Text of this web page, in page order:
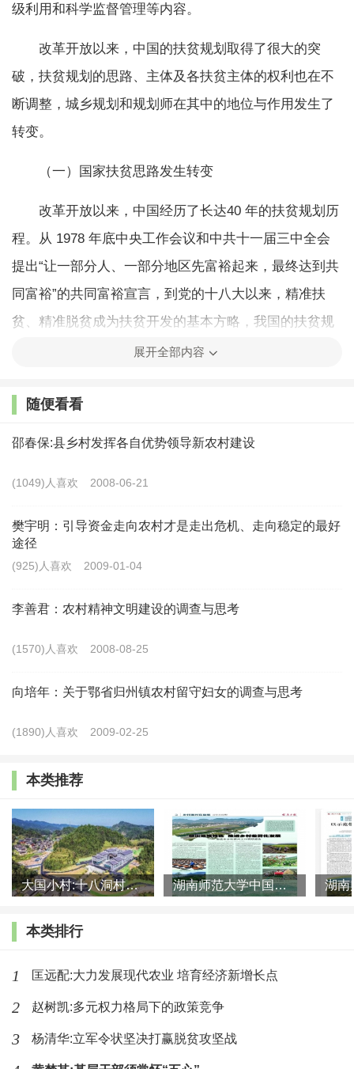
级利用和科学监督管理等内容。
改革开放以来，中国的扶贫规划取得了很大的突
破，扶贫规划的思路、主体及各扶贫主体的权利也在不
断调整，城乡规划和规划师在其中的地位与作用发生了
转变。
（一）国家扶贫思路发生转变
改革开放以来，中国经历了长达40 年的扶贫规划历
程。从 1978 年底中央工作会议和中共十一届三中全会
提出“让一部分人、一部分地区先富裕起来，最终达到共
同富裕”的共同富裕宣言，到党的十八大以来，精准扶
贫、精准脱贫成为扶贫开发的基本方略，我国的扶贫规
划思路经历了从区域扶贫向精准扶贫的转变。
些贫困人口没有从以往的区域扶贫规划中获得与其他人
一样的利益，使得初期以贫困区域为单元进行的扶贫规
下，区域扶贫开发会加剧贫困区域内富人收益多、穷人
的必然选择。
在此背景下，针对贫困户个体，习近平总书记提出
改“输血”为“造血”，培养贫困村民的自主自治能力，发挥
村民在扶贫规划中的主体力量，形成永续的发展模式。
（二）村民自治在精准扶贫规划中的深化探索
不同于城市，农村社会是一种基于熟人关系的社会
结构，其治理方式、生产生活、文化教育等方面都与城
镇有着很大的不同。农村规划更应该以村民为主体，鼓
励村民的参与。而农村自治组织作为其中最基层的组
织，是村民参与规划、表达意愿的最直接途径。
2017年党的十九大提出，要加强农村的基础工作，
展开全部内容
随便看看
邵春保:县乡村发挥各自优势领导新农村建设
(1049)人喜欢 2008-06-21
樊宇明：引导资金走向农村才是走出危机、走向稳定的最好
途径
(925)人喜欢 2009-01-04
李善君：农村精神文明建设的调查与思考
(1570)人喜欢 2008-08-25
向培年：关于鄂省归州镇农村留守妇女的调查与思考
(1890)人喜欢 2009-02-25
本类推荐
大国小村:十八洞村的现代变迁是一道美丽的风景线 湖南师范大学中国乡村振兴研究院课题组:突出地域特色 推进乡村
本类排行
1 匡远配:大力发展现代农业 培育经济新增长点
2 赵树凯:多元权力格局下的政策竞争
3 杨清华:立军令状坚决打赢脱贫攻坚战